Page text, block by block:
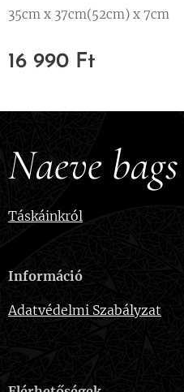
35cm x 37cm(52cm) x 7cm
16 990 Ft
Naeve bags
Táskáinkról
Információ
Adatvédelmi Szabályzat